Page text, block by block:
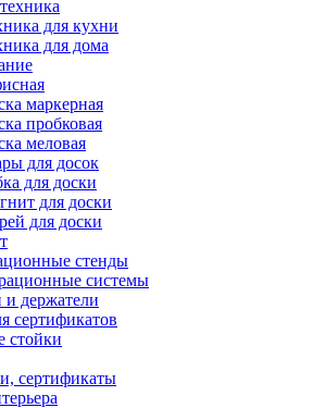
для кухни
для дома
маркерная
пробковая
меловая
для досок
для доски
для доски
для доски
стенды
системы
держатели
сертификатов
стойки
сертификаты